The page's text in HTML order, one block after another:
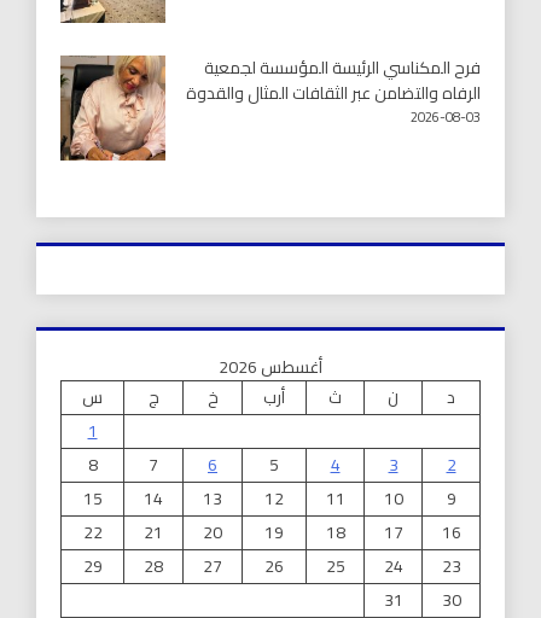
فرح المكناسي الرئيسة المؤسسة لجمعية
الرفاه والتضامن عبر الثقافات المثال والقدوة
2026-08-03
أغسطس 2026
د
ن ث أرب خ ج
س
1
2
3
4
5
6
7
8
9
10
11
12
13
14
15
16
17
18
19
20
21
22
23
24
25
26
27
28
29
30
31